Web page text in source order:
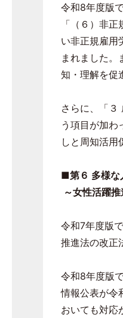
令和8年度版
「（６）非
い非正規雇用
まれました
知・理解を促
さらに、「３
う項目が加
しと周知活
■第６ 多様な
～女性活躍
令和7年度版
推進法の改正
令和8年度版
情報公表が令
おいても対応